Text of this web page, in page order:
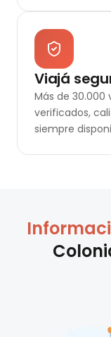
Viajá
Más de 30.000
verificados,
siempre